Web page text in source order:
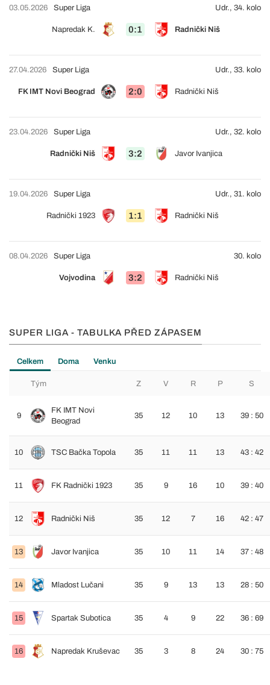
03.05.2026
Napredak K. 0:1 Radnički Niš
Super Liga Udr., 34. kolo
27.04.2026
FK IMT Novi Beograd 2:0 Radnički Niš
Super Liga Udr., 33. kolo
23.04.2026
Radnički Niš 3:2 Javor Ivanjica
Super Liga Udr., 32. kolo
19.04.2026
Radnički 1923 1:1 Radnički Niš
Super Liga Udr., 31. kolo
08.04.2026
Vojvodina 3:2 Radnički Niš
Super Liga 30. kolo
SUPER LIGA - TABULKA PŘED ZÁPASEM
Celkem Doma Venku
Tým Z V R P S
9
FK IMT Novi
Beograd
35 12 10 13 39 : 50
10 TSC Bačka Topola 35 11 11 13 43 : 42
11 FK Radnički 1923 35 9 16 10 39 : 40
12 Radnički Niš 35 12 7 16 42 : 47
13 Javor Ivanjica 35 10 11 14 37 : 48
14 Mladost Lučani 35 9 13 13 28 : 50
15 Spartak Subotica 35 4 9 22 36 : 69
16 Napredak Kruševac 35 3 8 24 30 : 75